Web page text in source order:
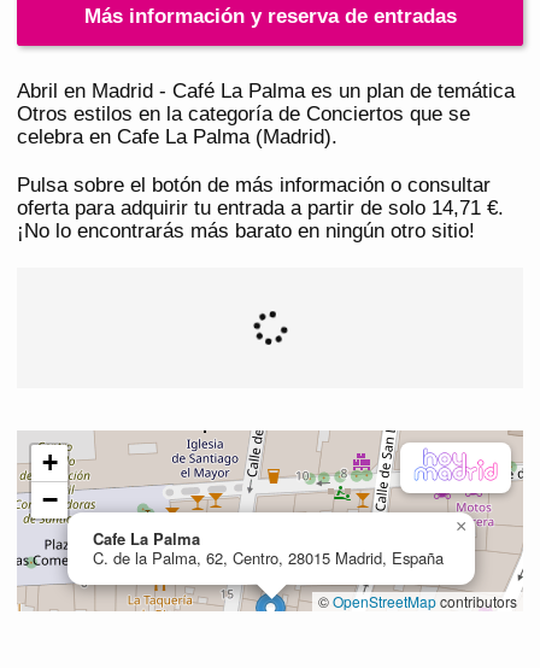
Más información y reserva de entradas
Abril en Madrid - Café La Palma es un plan de temática
Otros estilos en la categoría de Conciertos que se
celebra en Cafe La Palma (Madrid).
Pulsa sobre el botón de más información o consultar
oferta para adquirir tu entrada a partir de solo 14,71 €.
¡No lo encontrarás más barato en ningún otro sitio!